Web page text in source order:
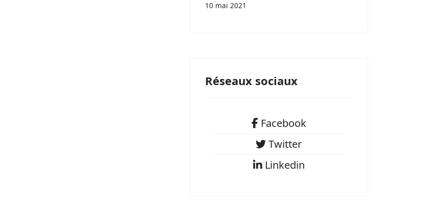
10 mai 2021
Réseaux sociaux
Facebook
Facebook
Twitter
Twitter
Linkedin
Linkedin